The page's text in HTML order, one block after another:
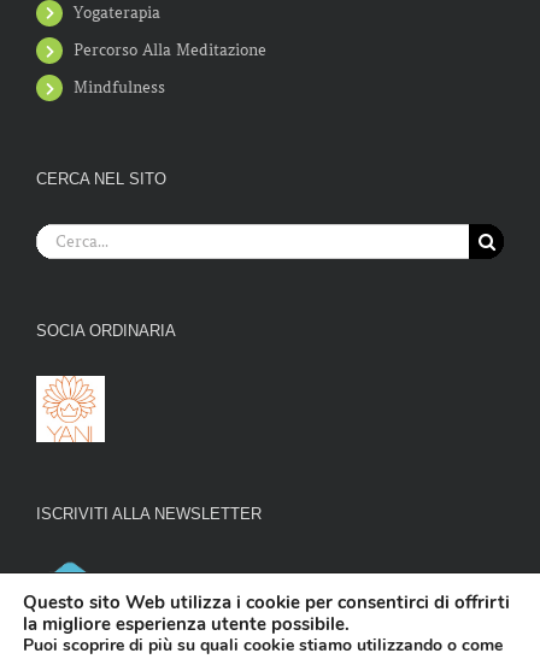
Yogaterapia
Percorso Alla Meditazione
Mindfulness
CERCA NEL SITO
Cerca
per:
SOCIA ORDINARIA
ISCRIVITI ALLA NEWSLETTER
Questo sito Web utilizza i cookie per consentirci di offrirti
la migliore esperienza utente possibile.
Puoi scoprire di più su quali cookie stiamo utilizzando o come